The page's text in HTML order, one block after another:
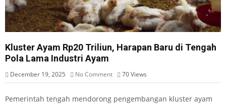
Kluster Ayam Rp20 Triliun, Harapan Baru di Tengah
Pola Lama Industri Ayam
December 19, 2025 No Comment 70Views
Pemerintah tengah mendorong pengembangan kluster ayam